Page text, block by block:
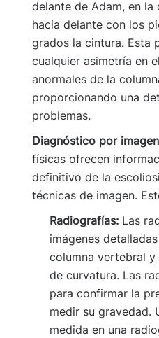
delante de Adam, en la
hacia delante con los
grados la cintura. Esta
cualquier asimetría en
anormales de la
proporcionando una
problemas.
Diagnóstico por
físicas ofrecen
definitivo de la
técnicas de imagen.
Radiografías: Las
imágenes
columna vertebral
de curvatura. Las
para confirmar la
medir su gravedad.
medida en una